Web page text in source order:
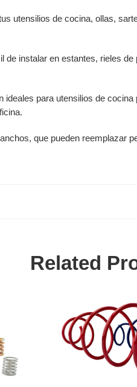
utensilios de cocina, ollas,
de instalar en estantes, rieles
para utensilios de
que pueden
Related